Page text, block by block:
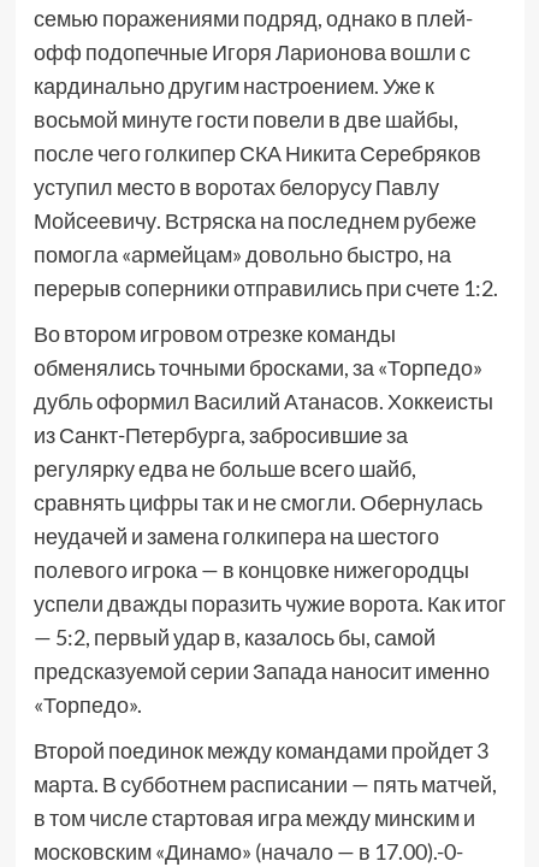
семью поражениями подряд, однако в плей-
офф подопечные Игоря Ларионова вошли с
кардинально другим настроением. Уже к
восьмой минуте гости повели в две шайбы,
после чего голкипер СКА Никита Серебряков
уступил место в воротах белорусу Павлу
Мойсеевичу. Встряска на последнем рубеже
помогла «армейцам» довольно быстро, на
перерыв соперники отправились при счете 1:2.
Во втором игровом отрезке команды
обменялись точными бросками, за «Торпедо»
дубль оформил Василий Атанасов. Хоккеисты
из Санкт-Петербурга, забросившие за
регулярку едва не больше всего шайб,
сравнять цифры так и не смогли. Обернулась
неудачей и замена голкипера на шестого
полевого игрока — в концовке нижегородцы
успели дважды поразить чужие ворота. Как итог
— 5:2, первый удар в, казалось бы, самой
предсказуемой серии Запада наносит именно
«Торпедо».
Второй поединок между командами пройдет 3
марта. В субботнем расписании — пять матчей,
в том числе стартовая игра между минским и
московским «Динамо» (начало — в 17.00).-0-